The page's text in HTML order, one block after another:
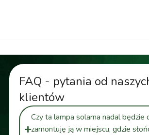
FAQ - pytania od
klientów
Czy ta lampa solarna nadal będzie
zamontuję ją w miejscu, gdzie